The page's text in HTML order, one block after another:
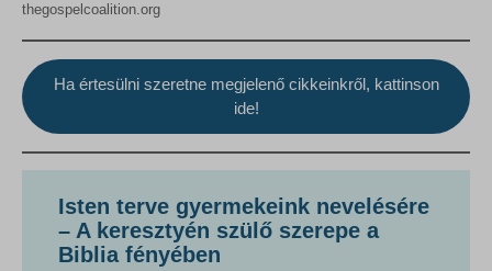
thegospelcoalition.org
Ha értesülni szeretne megjelenő cikkeinkről, kattinson
ide!
Isten terve gyermekeink nevelésére
– A keresztyén szülő szerepe a
Biblia fényében